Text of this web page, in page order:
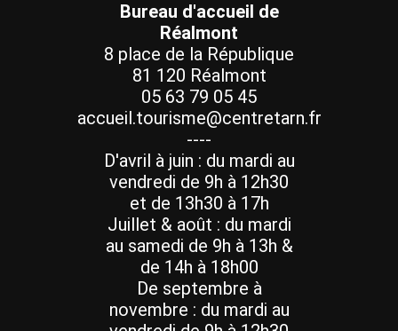
Bureau d'accueil de
Réalmont
8 place de la République
81 120 Réalmont
05 63 79 05 45
accueil.tourisme@centretarn.fr
----
D'avril à juin : du mardi au
vendredi de 9h à 12h30
et de 13h30 à 17h
Juillet & août : du mardi
au samedi de 9h à 13h &
de 14h à 18h00
De septembre à
novembre : du mardi au